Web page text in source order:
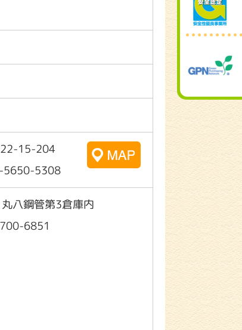
15-204
5308
八鋼管第3倉庫内
6851